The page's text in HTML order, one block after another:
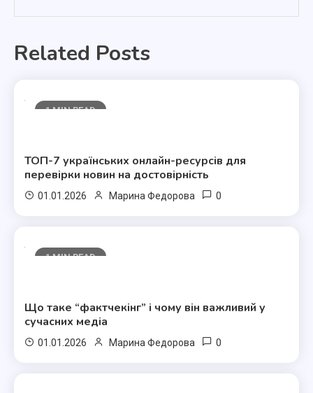
Related Posts
1 MIN READ
ТОП-7 українських онлайн-ресурсів для
перевірки новин на достовірність
01.01.2026 Марина Федорова 0
1 MIN READ
Що таке “фактчекінг” і чому він важливий у
сучасних медіа
01.01.2026 Марина Федорова 0